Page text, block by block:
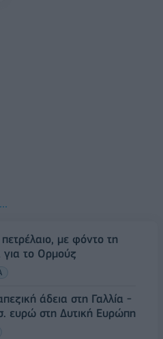
με φόντο τη
για το Ορμούζ
άδεια στη Γαλλία -
ευρώ στη Δυτική Ευρώπη